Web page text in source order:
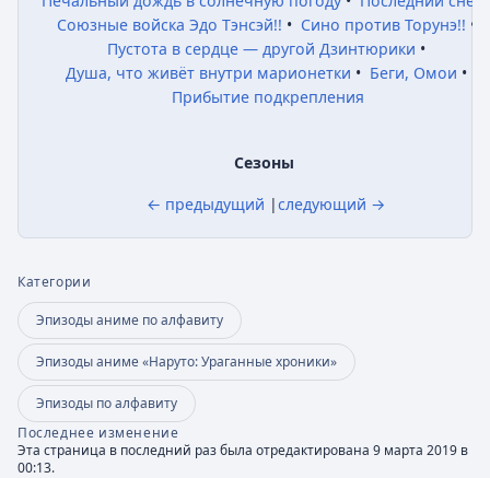
Союзные войска Эдо Тэнсэй!! • Сино против Торунэ!! •
Пустота в сердце — другой Дзинтюрики •
Душа, что живёт внутри марионетки • Беги, Омои •
Прибытие подкрепления
Сезоны
← предыдущий |следующий →
Категории
Эпизоды аниме по алфавиту
Эпизоды аниме «Наруто: Ураганные хроники»
Эпизоды по алфавиту
Последнее изменение
Эта страница в последний раз была отредактирована 9 марта 2019 в
00:13.